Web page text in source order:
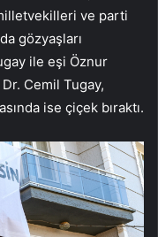
ve parti
gözyaşları
ile eşi Öznur
Cemil Tugay,
ise çiçek bıraktı.